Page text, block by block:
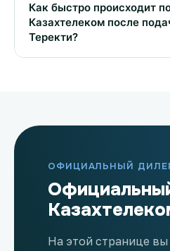
Как быстро происходит
Казахтелеком после
Теректи?
ОФИЦИАЛЬНЫЙ
На этой странице